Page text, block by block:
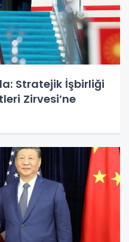
Stratejik İşbirliği
Zirvesi’ne